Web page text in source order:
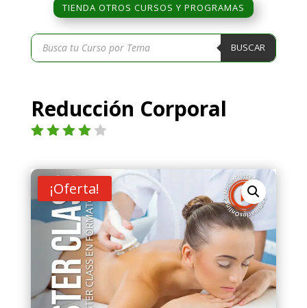
TIENDA OTROS CURSOS Y PROGRAMAS
Búsqueda
de
productos
BUSCAR
Reducción Corporal
4.00de
5 en
base a
valoraci
ón de
cliente
¡Oferta!